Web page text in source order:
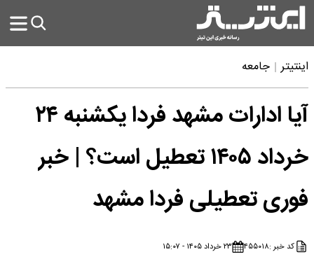
اینتیتر جامعه
آیا ادارات مشهد فردا یکشنبه ۲۴
خرداد ۱۴۰۵ تعطیل است؟ | خبر
فوری تعطیلی فردا مشهد
کد خبر :۴۵۵۰۱۸ ۲۳ خرداد ۱۴۰۵ - ۱۵:۰۷